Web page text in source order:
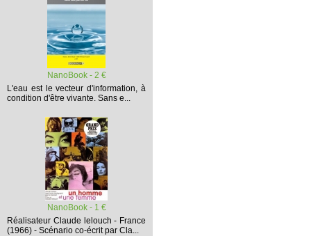
NanoBook - 2 €
L'eau est le vecteur d'information, à
condition d'être vivante. Sans e...
NanoBook - 1 €
Réalisateur Claude lelouch - France
(1966) - Scénario co-écrit par Cla...